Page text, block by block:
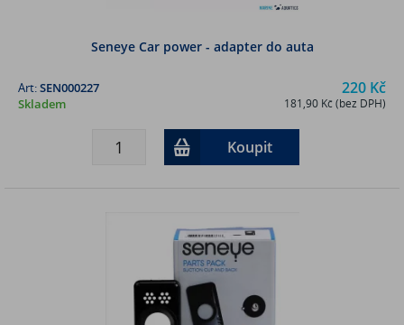
Seneye Car power - adapter do auta
220 Kč
181,90 Kč (bez DPH)
Art:SEN000227
Skladem
Koupit